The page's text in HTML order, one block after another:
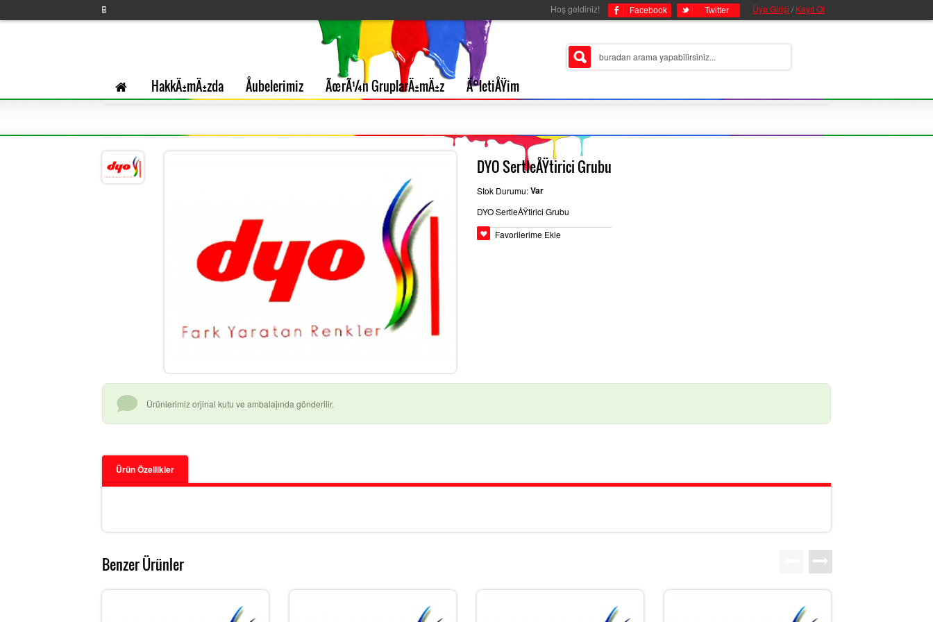
Hoş geldiniz! Facebook Twitter Üye Girişi / Kayıt Ol
HakkÄ±mÄ±zda Åubelerimiz ÃœrÃ¼n GruplarÄ±mÄ±z Ä°letiÅŸim
DYO SertleÅŸtirici Grubu
Stok Durumu:Var
DYO SertleÅŸtirici Grubu
Favorilerime Ekle
Ürünlerimiz orjinal kutu ve ambalajında gönderilir.
Ürün Özellikler
Benzer Ürünler